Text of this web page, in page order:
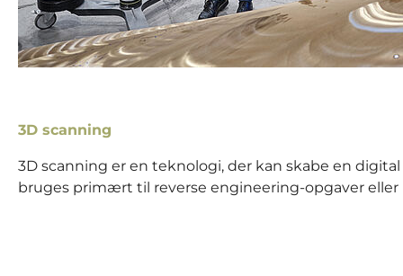
3D scanning
3D scanning er en teknologi, der kan skabe en
bruges primært til reverse engineering-opgaver